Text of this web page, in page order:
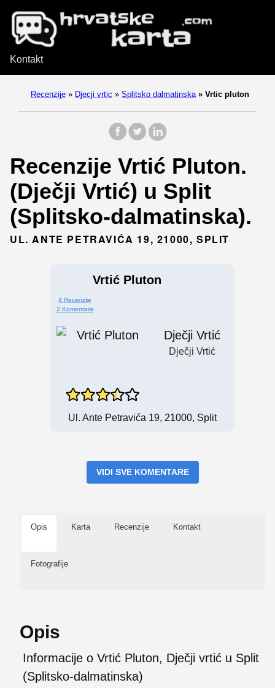
Kontakt
Recenzije » Djecji vrtic » Splitsko dalmatinska » Vrtic pluton
Recenzije Vrtić Pluton.
(Dječji Vrtić) u Split
(Splitsko-dalmatinska).
UL. ANTE PETRAVIĆA 19, 21000, SPLIT
Vrtić Pluton
4 Recenzije
2 Komentara
Dječji Vrtić
Dječji Vrtić
Ul. Ante Petravića 19, 21000, Split
VIDI SVE KOMENTARE
Opis Karta Recenzije Kontakt
Fotografije
Opis
Informacije o Vrtić Pluton, Dječji vrtić u Split
(Splitsko-dalmatinska)